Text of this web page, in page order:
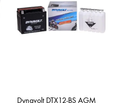
Dynavolt DTX12-BS AGM